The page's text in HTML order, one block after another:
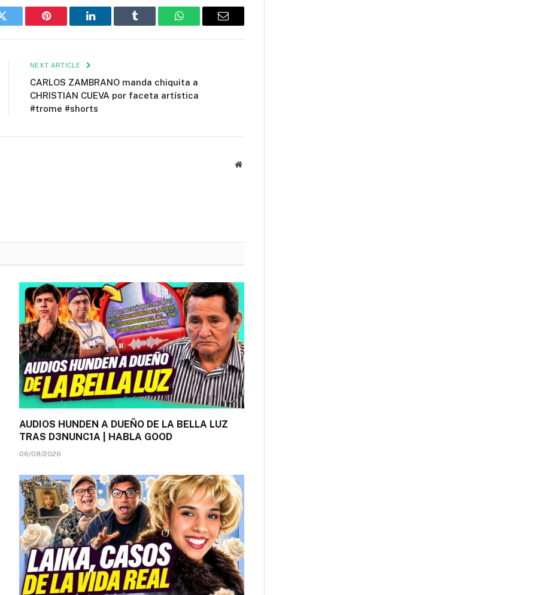
Twitter Pinterest LinkedIn Tumblr WhatsAppEmail
NEXT ARTICLE
CARLOS ZAMBRANO manda chiquita a
CHRISTIAN CUEVA por faceta artística
#trome #shorts
Website
AUDIOS HUNDEN A DUEÑO DE LA BELLA LUZ
TRAS D3NUNC1A | HABLA GOOD
06/08/2026